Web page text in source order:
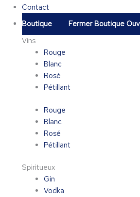
Contact
Boutique
Fermer Boutique
Vins
Rouge
Blanc
Rosé
Pétillant
Rouge
Blanc
Rosé
Pétillant
Spiritueux
Gin
Vodka